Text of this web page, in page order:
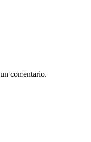
comentario.